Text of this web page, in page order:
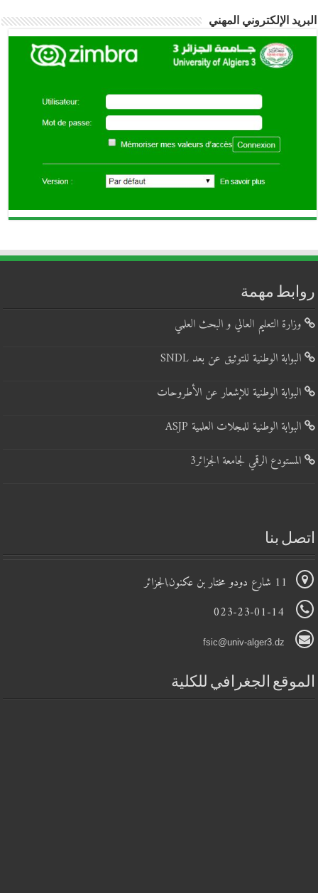
البريد الإلكتروني المهني
روابط مهمة
وزارة التعليم العالي و البحث العلمي
البوابة الوطنية للتوثيق عن بعد SNDL
البوابة الوطنية للإشعار عن الأطروحات
البوابة الوطنية للمجلات العلمية ASJP
المستودع الرقمي لجامعة الجزائر3
اتصل بنا
الموقع الجغرافي للكلية